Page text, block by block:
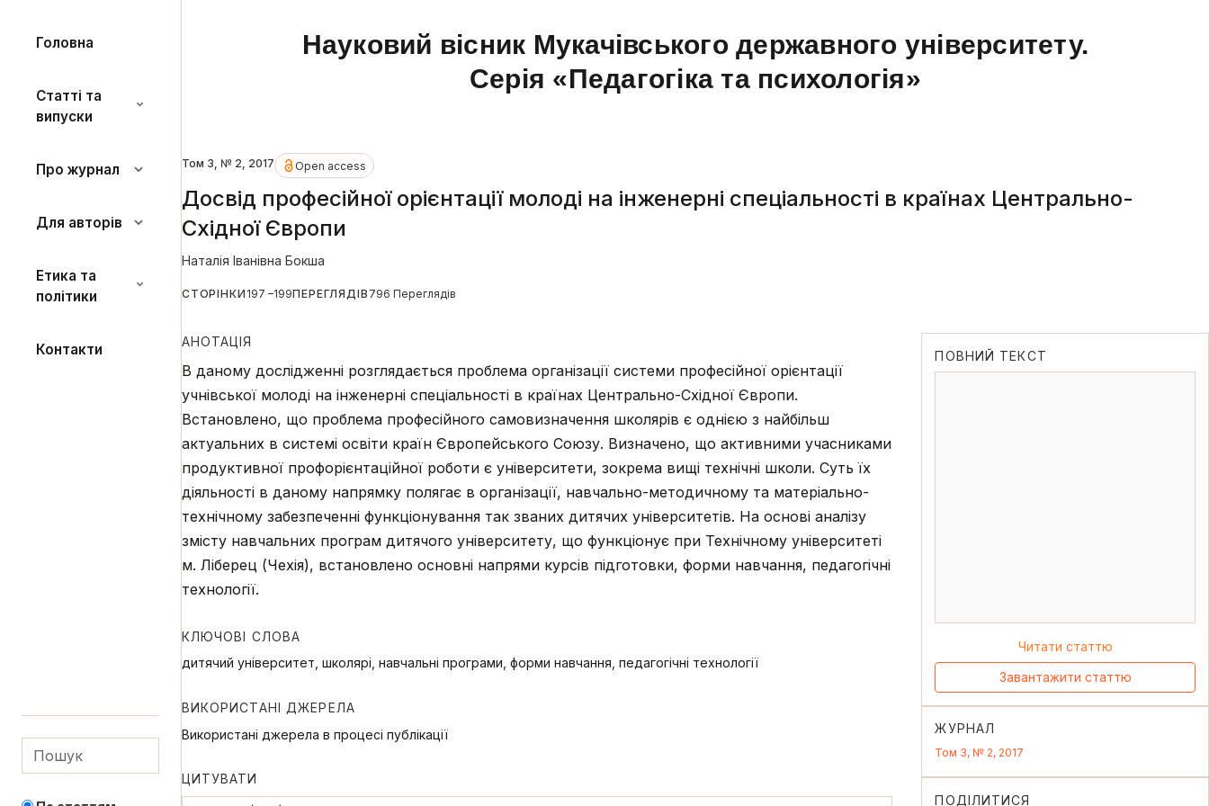
Головна
Статті та
випуски
Про журнал
Для авторів
Етика та
політики
Контакти
Науковий вісник Мукачівського державного університету.
Серія «Педагогіка та психологія»
Том 3, № 2, 2017 Open access
Досвід професійної орієнтації молоді на інженерні спеціальності в країнах Центрально-
Східної Європи
Наталія Іванівна Бокша
СТОРІНКИ 197 –199ПЕРЕГЛЯДІВ 796 Переглядів
АНОТАЦІЯ
В даному дослідженні розглядається проблема організації системи професійної орієнтації
учнівської молоді на інженерні спеціальності в країнах Центрально-Східної Європи.
Встановлено, що проблема професійного самовизначення школярів є однією з найбільш
актуальних в системі освіти країн Європейського Союзу. Визначено, що активними учасниками
продуктивної профорієнтаційної роботи є університети, зокрема вищі технічні школи. Суть їх
діяльності в даному напрямку полягає в організації, навчально-методичному та матеріально-
технічному забезпеченні функціонування так званих дитячих університетів. На основі аналізу
змісту навчальних програм дитячого університету, що функціонує при Технічному університеті
м. Ліберец (Чехія), встановлено основні напрями курсів підготовки, форми навчання, педагогічні
технології.
КЛЮЧОВІ СЛОВА
дитячий університет, школярі, навчальні програми, форми навчання, педагогічні технології
ВИКОРИСТАНІ ДЖЕРЕЛА
Використані джерела в процесі публікації
ЦИТУВАТИ
ПОВНИЙ ТЕКСТ
Читати статтю
Завантажити статтю
ЖУРНАЛ
Том 3, № 2, 2017
ПОДІЛИТИСЯ